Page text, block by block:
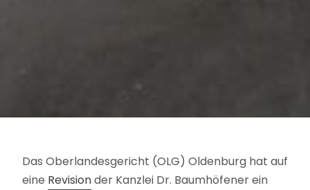
Das Oberlandesgericht (OLG) Oldenburg hat auf
eine Revisionder Kanzlei Dr. Baumhöfener ein